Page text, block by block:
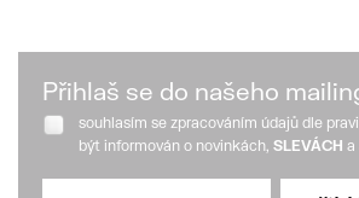
Přihlaš se do našeho
souhlasím se zpracováním údajů dle
být informován o novinkách, SLEVÁCH a